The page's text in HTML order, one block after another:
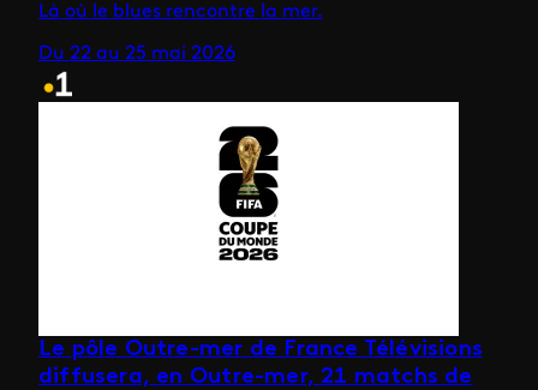
Là où le blues rencontre la mer.
Du 22 au 25 mai 2026
Le pôle Outre-mer de France Télévisions
diffusera, en Outre-mer, 21 matchs de